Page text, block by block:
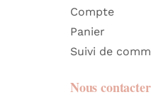
Compte
Panier
Suivi de
Nous contacter